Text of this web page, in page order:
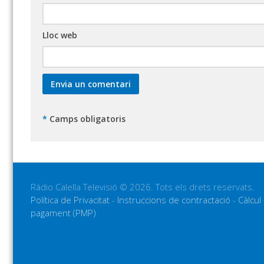
Lloc web
* Camps obligatoris
Ràdio Calella Televisió © 2026. Tots els drets reservats.
Política de Privacitat - Instruccions de contractació -
pagament (PMP)